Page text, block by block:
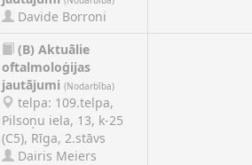
Davide Borroni
(B) Aktuālie
oftalmoloģijas
jautājumi (Nodarbība)
telpa: 109.telpa,
Pilsoņu iela, 13, k-25
(C5), Rīga, 2.stāvs
Dairis Meiers